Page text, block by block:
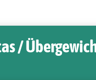
/